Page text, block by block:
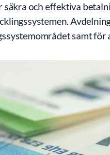
säkra och effektiva
samt för